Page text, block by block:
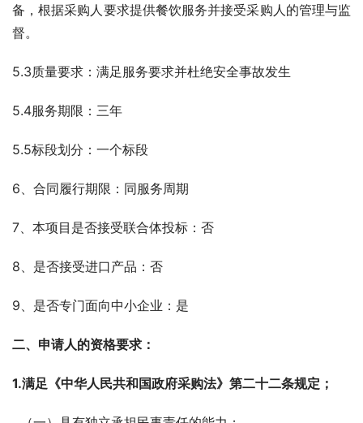
备，根据采购人要求提供餐饮服务并接受采购人的管理与监
督。
5.3质量要求：满足服务要求并杜绝安全事故发生
5.4服务期限：三年
5.5标段划分：一个标段
6、合同履行期限：同服务周期
7、本项目是否接受联合体投标：否
8、是否接受进口产品：否
9、是否专门面向中小企业：是
二、申请人的资格要求：
1.满足《中华人民共和国政府采购法》第二十二条规定；